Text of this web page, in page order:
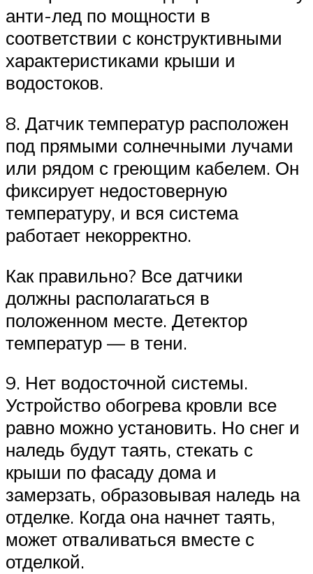
анти-лед по мощности в
соответствии с конструктивными
характеристиками крыши и
водостоков.
8. Датчик температур расположен
под прямыми солнечными лучами
или рядом с греющим кабелем. Он
фиксирует недостоверную
температуру, и вся система
работает некорректно.
Как правильно? Все датчики
должны располагаться в
положенном месте. Детектор
температур — в тени.
9. Нет водосточной системы.
Устройство обогрева кровли все
равно можно установить. Но снег и
наледь будут таять, стекать с
крыши по фасаду дома и
замерзать, образовывая наледь на
отделке. Когда она начнет таять,
может отваливаться вместе с
отделкой.